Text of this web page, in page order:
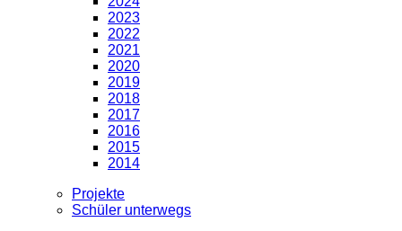
2023
2022
2021
2020
2019
2018
2017
2016
2015
2014
Projekte
Schüler unterwegs